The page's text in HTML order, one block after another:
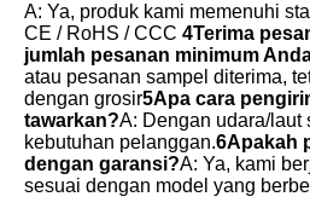
A: Ya, produk kami memenuhi
CE / RoHS / CCC 4Terima
jumlah pesanan minimum
atau pesanan sampel diterima,
dengan grosir5Apa cara
tawarkan?A: Dengan udara/laut
kebutuhan pelanggan.6Apakah
dengan garansi?A: Ya, kami
sesuai dengan model yang